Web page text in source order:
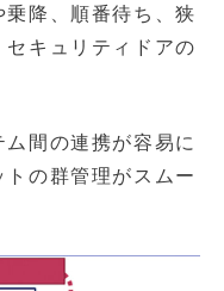
乗降、順番待ち、狭
キュリティドアの
間の連携が容易に
の群管理がスムー